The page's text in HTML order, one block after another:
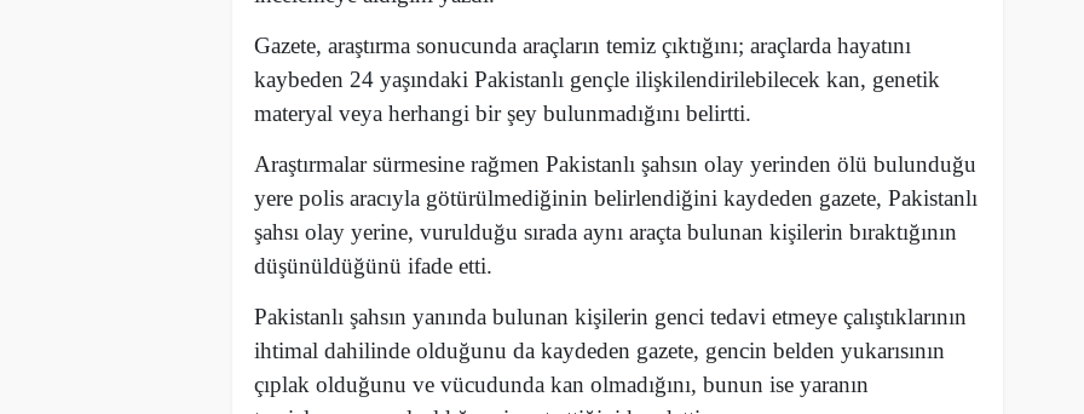
Gazete, araştırma sonucunda araçların temiz çıktığını; araçlarda hayatını
kaybeden 24 yaşındaki Pakistanlı gençle ilişkilendirilebilecek kan, genetik
materyal veya herhangi bir şey bulunmadığını belirtti.
Araştırmalar sürmesine rağmen Pakistanlı şahsın olay yerinden ölü bulunduğu
yere polis aracıyla götürülmediğinin belirlendiğini kaydeden gazete, Pakistanlı
şahsı olay yerine, vurulduğu sırada aynı araçta bulunan kişilerin bıraktığının
düşünüldüğünü ifade etti.
Pakistanlı şahsın yanında bulunan kişilerin genci tedavi etmeye çalıştıklarının
ihtimal dahilinde olduğunu da kaydeden gazete, gencin belden yukarısının
çıplak olduğunu ve vücudunda kan olmadığını, bunun ise yaranın